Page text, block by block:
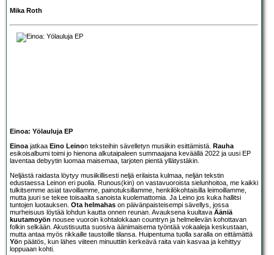
Mika Roth
Einoa: Yölauluja EP
Einoa jatkaa Eino Leinon teksteihin sävelletyn musiikin esittämistä. Rauha
esikoisalbumi toimi jo hienona alkutaipaleen summaajana keväällä 2022 ja uusi EP
laventaa debyytin luomaa maisemaa, tarjoten pientä yllätystäkin.
Neljästä raidasta löytyy musiikillisesti neljä erilaista kulmaa, neljän tekstin
edustaessa Leinon eri puolia. Runous(kin) on vastavuoroista sielunhoitoa, me kaikki
tulkitsemme asiat tavoillamme, painotuksillamme, henkilökohtaisilla leimoillamme,
mutta juuri se tekee toisaalta sanoista kuolemattomia. Ja Leino jos kuka hallitsi
tuntojen luotauksen. Ota helmahas on päivänpaisteisempi sävellys, jossa
murheisuus löytää lohdun kautta onnen reunan. Avauksena kuultava Ääniä
kuutamoyön nousee vuoroin kohtalokkaan countryn ja helmeilevän kohottavan
folkin selkään. Akustisuutta suosiva äänimaisema työntää vokaaleja keskustaan,
mutta antaa myös rikkaille taustoille tilansa. Huipentuma tuolla saralla on eittämättä
Yön päätös, kun lähes viiteen minuuttiin kerkeävä raita vain kasvaa ja kehittyy
loppuaan kohti.